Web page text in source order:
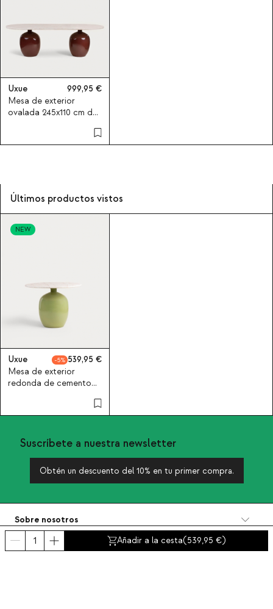
Añadir a la cesta(539,95 )
Uxue
999,95
Mesa de exterior
ovalada 245x110 cm de
Últimos productos vistos
NEW
Uxue 5
539,95
Mesa de exterior
redonda de cemento
Suscríbete a nuestra newsletter
Obtén un descuento del 10% en tu primer compra.
Sobre nosotros
Categorías
Contacto y ayuda